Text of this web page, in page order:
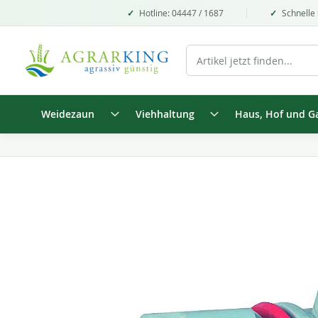
Hotline: 04447 / 1687
Weidezaun Viehhaltung Haus, Hof und